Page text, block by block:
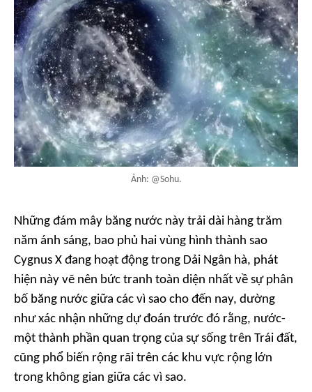
Ảnh: @Sohu.
Những đám mây băng nước này trải dài hàng trăm
năm ánh sáng, bao phủ hai vùng hình thành sao
Cygnus X đang hoạt động trong Dải Ngân hà, phát
hiện này vẽ nên bức tranh toàn diện nhất về sự phân
bố băng nước giữa các vì sao cho đến nay, dường
như xác nhận những dự đoán trước đó rằng, nước-
một thành phần quan trọng của sự sống trên Trái đất,
cũng phổ biến rộng rãi trên các khu vực rộng lớn
trong không gian giữa các vì sao.